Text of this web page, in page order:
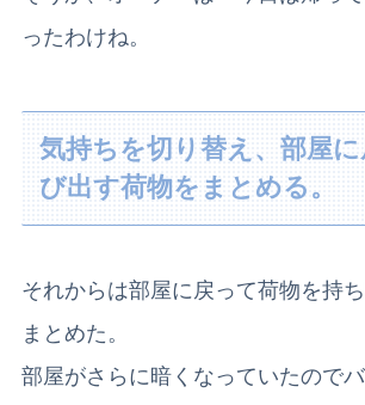
ったわけね。
気持ちを切り替え、部屋
び出す荷物をまとめる。
それからは部屋に戻って荷物を持
まとめた。
部屋がさらに暗くなっていたので